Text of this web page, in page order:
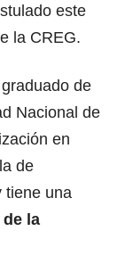
este
la CREG.
de
Nacional de
en
de
tiene una
la